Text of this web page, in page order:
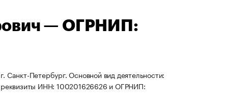
— ОГРНИП:
Петербург. Основной вид деятельности:
реквизиты ИНН: 100201626626 и ОГРНИП: